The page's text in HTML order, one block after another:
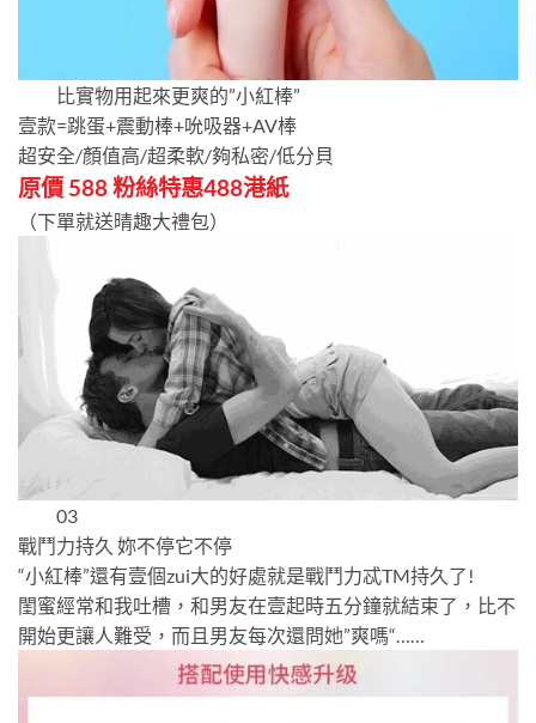
比實物用起來更爽的”小紅棒”
壹款=跳蛋+震動棒+吮吸器+AV棒
超安全/顏值高/超柔軟/夠私密/低分貝
原價 588 粉絲特惠488港紙
（下單就送晴趣大禮包）
03
戰鬥力持久 妳不停它不停
“小紅棒”還有壹個zui大的好處就是戰鬥力忒TM持久了!
閨蜜經常和我吐槽，和男友在壹起時五分鐘就結束了，比不
開始更讓人難受，而且男友每次還問她”爽嗎“……